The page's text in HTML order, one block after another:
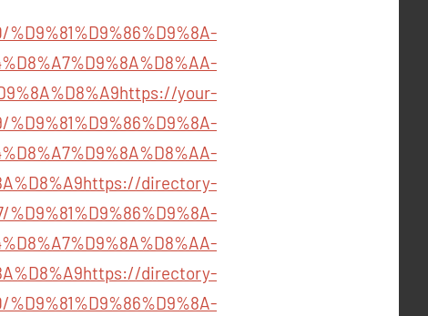
https://your-
https://directory-
https://directory-